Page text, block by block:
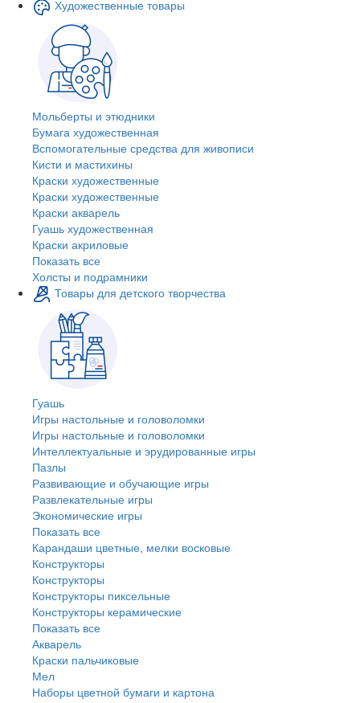
Художественные товары
Мольберты и этюдники
Бумага художественная
Вспомогательные средства для живописи
Кисти и мастихины
Краски художественные
Краски художественные
Краски акварель
Гуашь художественная
Краски акриловые
Показать все
Холсты и подрамники
Товары для детского творчества
Гуашь
Игры настольные и головоломки
Игры настольные и головоломки
Интеллектуальные и эрудированные игры
Пазлы
Развивающие и обучающие игры
Развлекательные игры
Экономические игры
Показать все
Карандаши цветные, мелки восковые
Конструкторы
Конструкторы
Конструкторы пиксельные
Конструкторы керамические
Показать все
Акварель
Краски пальчиковые
Мел
Наборы цветной бумаги и картона